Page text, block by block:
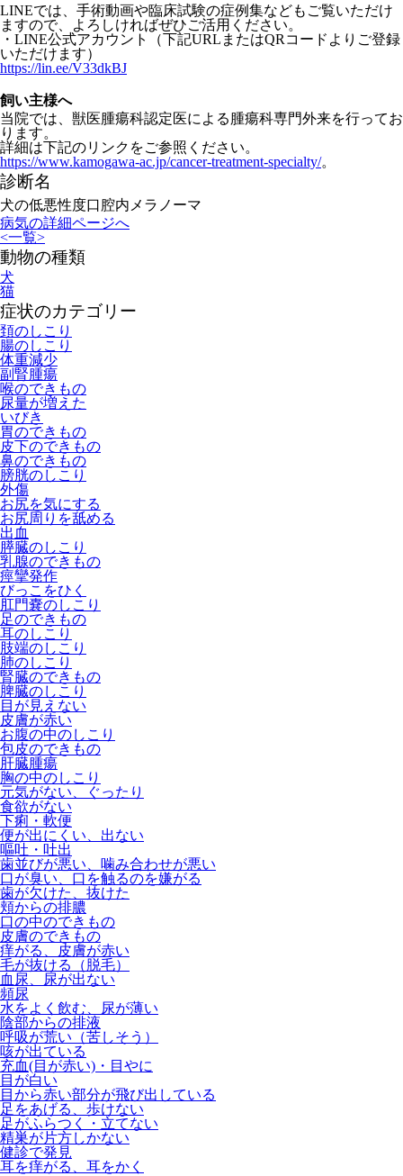
LINEでは、 手術動画や臨床試験の症例集などもご覧いただけ
ますので、
よろしければぜひご活用ください。
・LINE公式アカウント（下記URLまたはQRコードよりご登録
いただけます）
https://lin.ee/V33dkBJ
飼い主様へ
当院では、獣医腫瘍科認定医による腫瘍科専門外来を行ってお
ります。
詳細は下記のリンクをご参照ください。
https://www.kamogawa-ac.jp/cancer-treatment-specialty/。
診断名
犬の低悪性度口腔内メラノーマ
病気の詳細ページへ
<一覧>
動物の種類
犬
猫
症状のカテゴリー
頚のしこり
腸のしこり
体重減少
副腎腫瘍
喉のできもの
尿量が増えた
いびき
胃のできもの
皮下のできもの
鼻のできもの
膀胱のしこり
外傷
お尻を気にする
お尻周りを舐める
出血
膵臓のしこり
乳腺のできもの
痙攣発作
びっこをひく
肛門嚢のしこり
足のできもの
耳のしこり
肢端のしこり
肺のしこり
腎臓のできもの
脾臓のしこり
目が見えない
皮膚が赤い
お腹の中のしこり
包皮のできもの
肝臓腫瘍
胸の中のしこり
元気がない、ぐったり
食欲がない
下痢・軟便
便が出にくい、出ない
嘔吐・吐出
歯並びが悪い、噛み合わせが悪い
口が臭い、口を触るのを嫌がる
歯が欠けた、抜けた
頬からの排膿
口の中のできもの
皮膚のできもの
痒がる、皮膚が赤い
毛が抜ける（脱毛）
血尿、尿が出ない
頻尿
水をよく飲む、尿が薄い
陰部からの排液
呼吸が荒い（苦しそう）
咳が出ている
充血(目が赤い)・目やに
目が白い
目から赤い部分が飛び出している
足をあげる、歩けない
足がふらつく・立てない
精巣が片方しかない
健診で発見
耳を痒がる、耳をかく